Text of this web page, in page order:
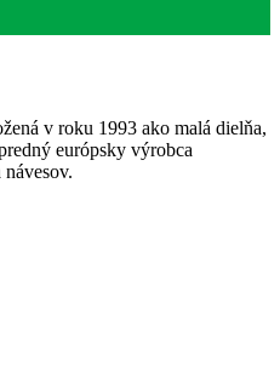
v roku 1993 ako malá dielňa,
európsky výrobca